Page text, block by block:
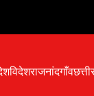
विदेशराजनांदगाँव